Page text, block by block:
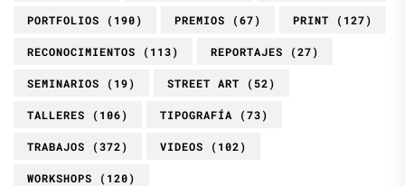
PORTFOLIOS (190) PREMIOS (67) PRINT (127)
RECONOCIMIENTOS (113) REPORTAJES (27)
SEMINARIOS (19) STREET ART (52)
TALLERES (106) TIPOGRAFÍA (73)
TRABAJOS (372) VIDEOS (102)
WORKSHOPS (120)